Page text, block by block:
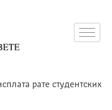
рате студентских